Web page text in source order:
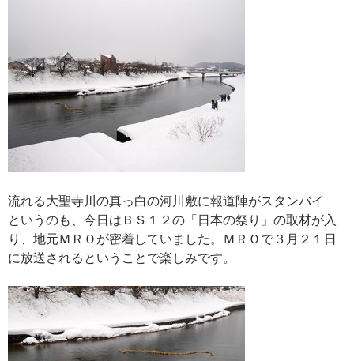
流れる大聖寺川の真っ白の河川敷に報道陣がスタンバイ
というのも、今日はＢＳ１２の「日本の祭り」の取材が入
り、地元ＭＲＯが密着していました。ＭＲＯで３月２１日
に放送されるということで楽しみです。